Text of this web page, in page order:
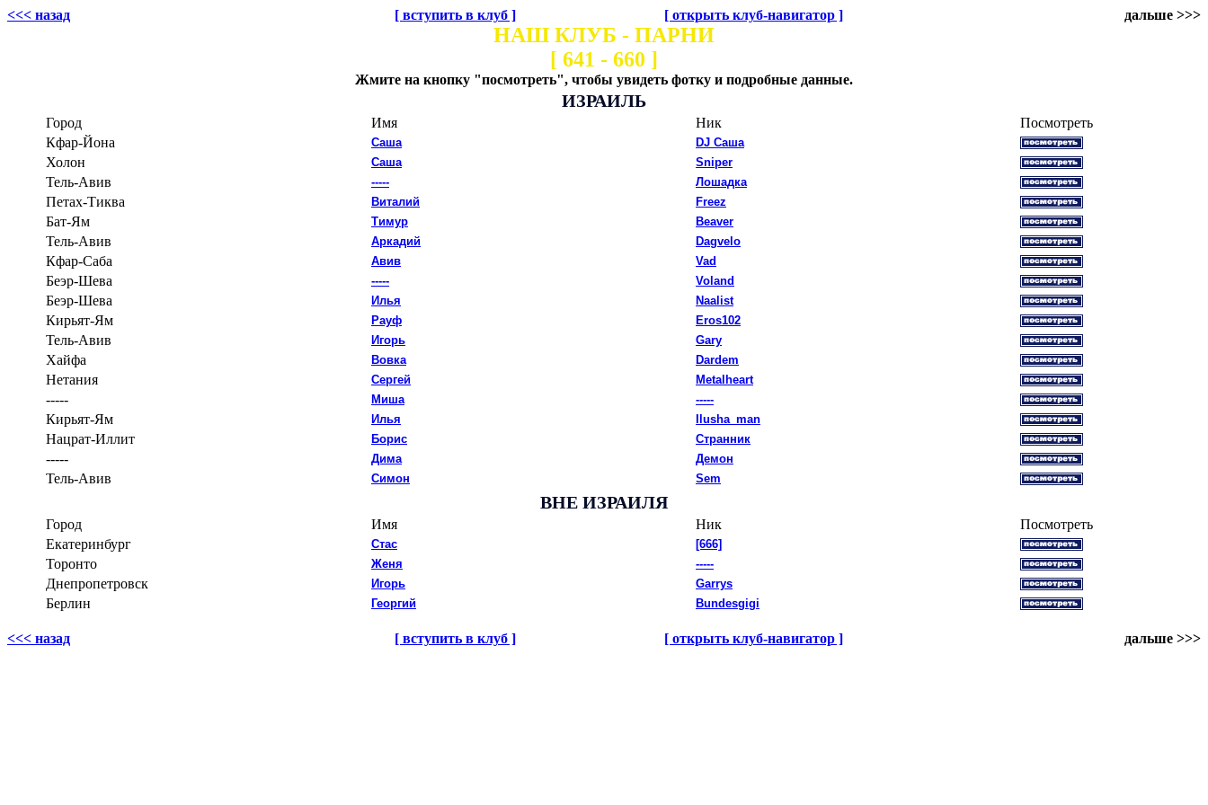
<<< назад [ вступить в клуб ] [ открыть клуб-навигатор ] дальше >>>
НАШ КЛУБ - ПАРНИ
[ 641 - 660 ]
Жмите на кнопку "посмотреть", чтобы увидеть фотку и подробные данные.
ИЗРАИЛЬ
Город Имя Ник
Посмотреть
Кфар-Йона
Саша DJ Саша
Холон Саша Sniper
Тель-Авив ----- Лошадка
Петах-Тиква Виталий Freez
Бат-Ям Тимур Beaver
Тель-Авив Аркадий Dagvelo
Кфар-Саба Авив Vad
Беэр-Шева ----- Voland
Беэр-Шева Илья Naalist
Кирьят-Ям Рауф Eros102
Тель-Авив Игорь Gary
Хайфа Вовка Dardem
Нетания Сергей Metalheart
----- Миша -----
Кирьят-Ям Илья Ilusha_man
Нацрат-Иллит Борис Странник
----- Дима Демон
Тель-Авив Симон Sem
ВНЕ ИЗРАИЛЯ
Город Имя Ник
Посмотреть
Екатеринбург
Стас [666]
Торонто Женя -----
Днепропетровск Игорь Garrys
Берлин Георгий Bundesgigi
<<< назад [ вступить в клуб ] [ открыть клуб-навигатор ] дальше >>>